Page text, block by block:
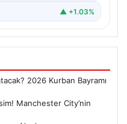
▲ +1.03%
2026 Kurban Bayramı
Manchester City’nin